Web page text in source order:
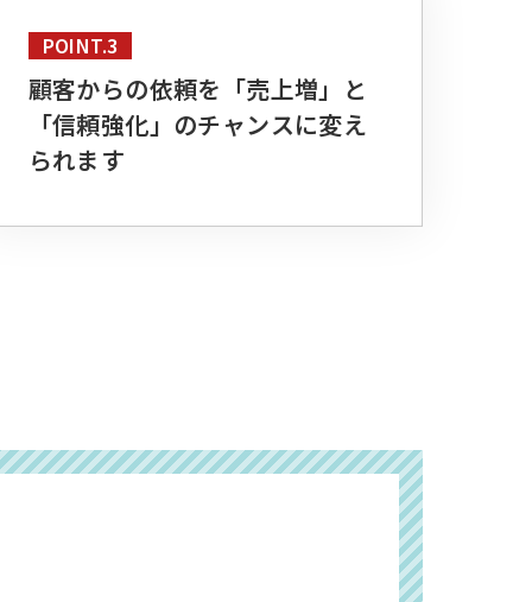
POINT.3
顧客からの依頼を「売上増」と
「信頼強化」のチャンスに変え
られます